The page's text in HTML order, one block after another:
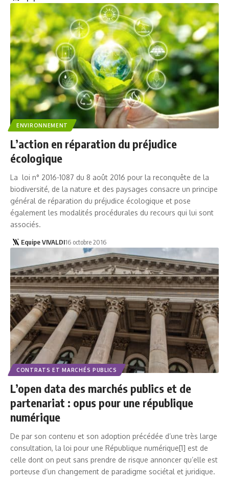
ENVIRONNEMENT
L’action en réparation du préjudice
écologique
La loi n° 2016-1087 du 8 août 2016 pour la reconquête de la
biodiversité, de la nature et des paysages consacre un principe
général de réparation du préjudice écologique et pose
également les modalités procédurales du recours qui lui sont
associés.
Equipe VIVALDI16 octobre 2016
CONTRATS ET MARCHÉS PUBLICS
L’open data des marchés publics et de
partenariat : opus pour une république
numérique
De par son contenu et son adoption précédée d’une très large
consultation, la loi pour une République numérique[1] est de
celle dont on peut sans prendre de risque annoncer qu’elle est
porteuse d’un changement de paradigme sociétal et juridique.